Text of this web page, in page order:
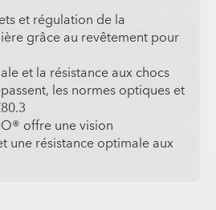
et régulation de la
grâce au revêtement pour
et la résistance aux chocs
les normes optiques et
offre une vision
une résistance optimale aux